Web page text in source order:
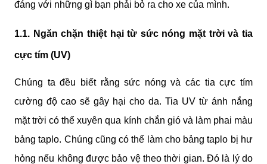
đáng với những gì bạn phải bỏ ra cho xe của mình.
1.1. Ngăn chặn thiệt hại từ sức nóng mặt trời và tia
cực tím (UV)
Chúng ta đều biết rằng sức nóng và các tia cực tím
cường độ cao sẽ gây hại cho da. Tia UV từ ánh nắng
mặt trời có thể xuyên qua kính chắn gió và làm phai màu
bảng taplo. Chúng cũng có thể làm cho bảng taplo bị hư
hỏng nếu không được bảo vệ theo thời gian. Đó là lý do